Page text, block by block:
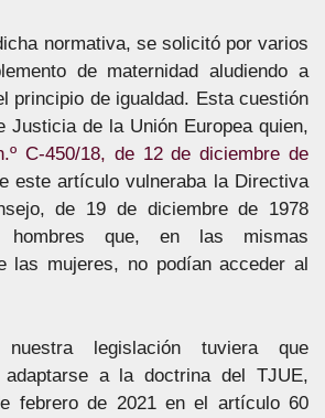
normativa, se solicitó por varios
de maternidad aludiendo a
principio de igualdad. Esta cuestión
Justicia de la Unión Europea quien,
C-450/18, de 12 de diciembre de
este artículo vulneraba la Directiva
de 19 de diciembre de 1978
que, en las mismas
las mujeres, no podían acceder al
legislación tuviera que
adaptarse a la doctrina del TJUE,
febrero de 2021 en el artículo 60